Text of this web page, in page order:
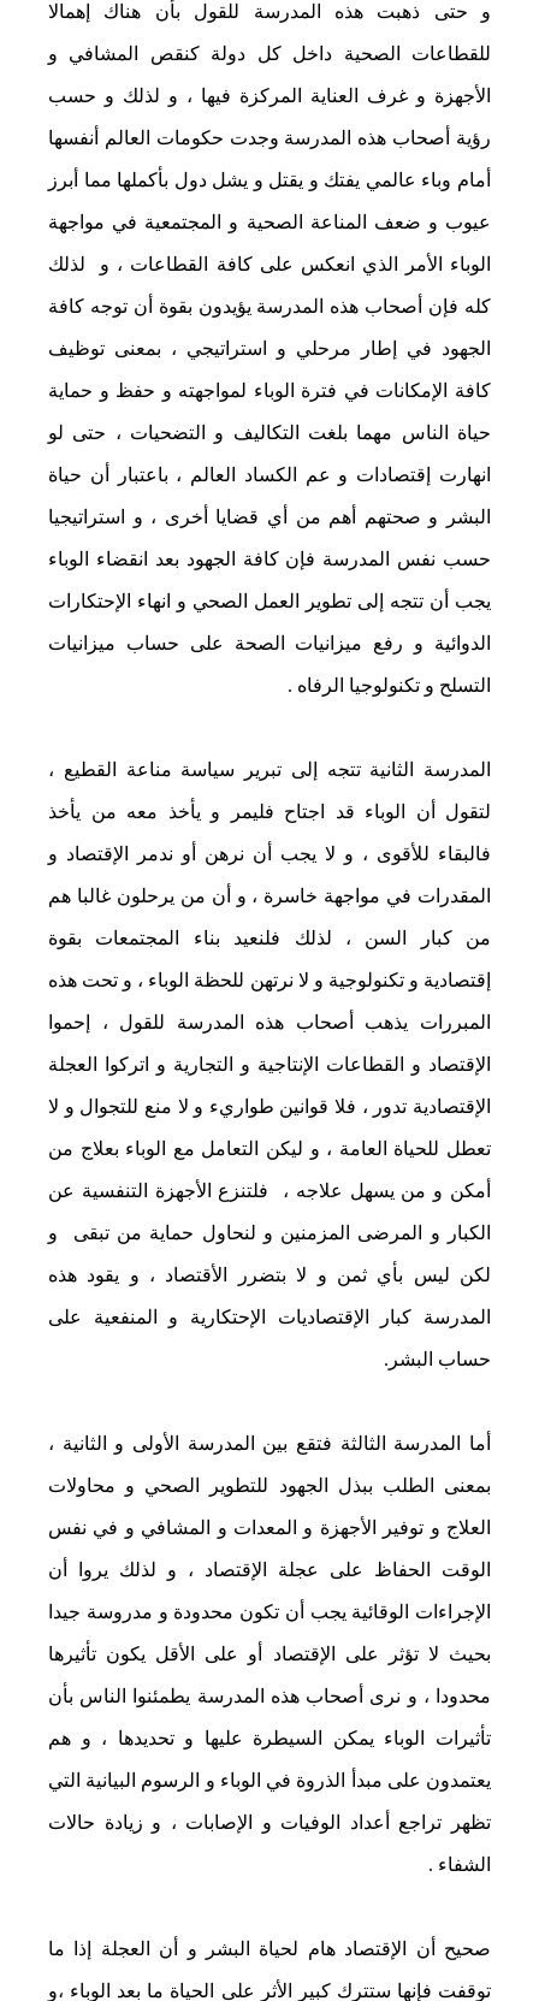
و حتى ذهبت هذه المدرسة للقول بأن هناك إهمالا
للقطاعات الصحية داخل كل دولة كنقص المشافي و
الأجهزة و غرف العناية المركزة فيها ، و لذلك و حسب
رؤية أصحاب هذه المدرسة وجدت حكومات العالم أنفسها
أمام وباء عالمي يفتك و يقتل و يشل دول بأكملها مما أبرز
عيوب و ضعف المناعة الصحية و المجتمعية في مواجهة
الوباء الأمر الذي انعكس على كافة القطاعات ، و لذلك
كله فإن أصحاب هذه المدرسة يؤيدون بقوة أن توجه كافة
الجهود في إطار مرحلي و استراتيجي ، بمعنى توظيف
كافة الإمكانات في فترة الوباء لمواجهته و حفظ و حماية
حياة الناس مهما بلغت التكاليف و التضحيات ، حتى لو
انهارت إقتصادات و عم الكساد العالم ، باعتبار أن حياة
البشر و صحتهم أهم من أي قضايا أخرى ، و استراتيجيا
حسب نفس المدرسة فإن كافة الجهود بعد انقضاء الوباء
يجب أن تتجه إلى تطوير العمل الصحي و انهاء الإحتكارات
الدوائية و رفع ميزانيات الصحة على حساب ميزانيات
التسلح و تكنولوجيا الرفاه .
المدرسة الثانية تتجه إلى تبرير سياسة مناعة القطيع ،
لتقول أن الوباء قد اجتاح فليمر و يأخذ معه من يأخذ
فالبقاء للأقوى ، و لا يجب أن نرهن أو ندمر الإقتصاد و
المقدرات في مواجهة خاسرة ، و أن من يرحلون غالبا هم
من كبار السن ، لذلك فلنعيد بناء المجتمعات بقوة
إقتصادية و تكنولوجية و لا نرتهن للحظة الوباء ، و تحت هذه
المبررات يذهب أصحاب هذه المدرسة للقول ، إحموا
الإقتصاد و القطاعات الإنتاجية و التجارية و اتركوا العجلة
الإقتصادية تدور ، فلا قوانين طواريء و لا منع للتجوال و لا
تعطل للحياة العامة ، و ليكن التعامل مع الوباء بعلاج من
أمكن و من يسهل علاجه ، فلتنزع الأجهزة التنفسية عن
الكبار و المرضى المزمنين و لنحاول حماية من تبقى و
لكن ليس بأي ثمن و لا بتضرر الأقتصاد ، و يقود هذه
المدرسة كبار الإقتصاديات الإحتكارية و المنفعية على
حساب البشر.
أما المدرسة الثالثة فتقع بين المدرسة الأولى و الثانية ،
بمعنى الطلب ببذل الجهود للتطوير الصحي و محاولات
العلاج و توفير الأجهزة و المعدات و المشافي و في نفس
الوقت الحفاظ على عجلة الإقتصاد ، و لذلك يروا أن
الإجراءات الوقائية يجب أن تكون محدودة و مدروسة جيدا
بحيث لا تؤثر على الإقتصاد أو على الأقل يكون تأثيرها
محدودا ، و نرى أصحاب هذه المدرسة يطمئنوا الناس بأن
تأثيرات الوباء يمكن السيطرة عليها و تحديدها ، و هم
يعتمدون على مبدأ الذروة في الوباء و الرسوم البيانية التي
تظهر تراجع أعداد الوفيات و الإصابات ، و زيادة حالات
الشفاء .
صحيح أن الإقتصاد هام لحياة البشر و أن العجلة إذا ما
توقفت فإنها ستترك كبير الأثر على الحياة ما بعد الوباء ،و